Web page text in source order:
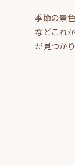
季節の景
などこれ
が見つか